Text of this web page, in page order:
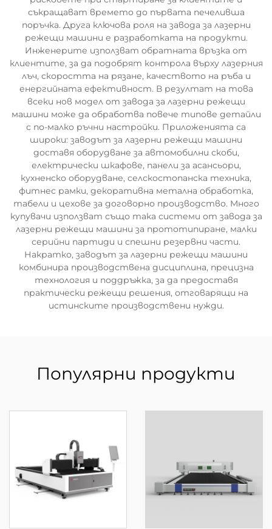
съкращават времето до първата печеливша
поръчка. Друга ключова роля на завода за лазерни
режещи машини е разработката на продукти.
Инженерите използват обратната връзка от
клиентите, за да подобрят контрола върху лазерния
лъч, скоростта на рязане, качеството на ръба и
енергийната ефективност. В резултат на това
всеки нов модел от завода за лазерни режещи
машини може да обработва повече типове детайли
с по-малко ръчни настройки. Приложенията са
широки: заводът за лазерни режещи машини
доставя оборудване за автомобилни скоби,
електрически шкафове, панели за асансьори,
кухненско оборудване, селскостопанска техника,
фитнес рамки, декоративна метална обработка,
табели и цехове за договорно производство. Много
купувачи използват също така системи от завода за
лазерни режещи машини за прототипиране, малки
серийни партиди и спешни резервни части.
Накратко, заводът за лазерни режещи машини
комбинира производствена дисциплина, прецизна
технология и поддръжка, за да предоставя
практически режещи решения, отговарящи на
истинските производствени нужди.
Популярни продукти